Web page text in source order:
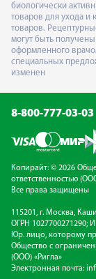
биологически
товаров для ухода и
товаров.
могут быть
оформленного
специальных
изменен
8-800-777-03-03
Копирайт: © 2026
ответственностью
Все права защищены
115201, г. Москва,
ОГРН 1027700271290;
Юр. лицо, которому
Общество с
(ООО) «Ригла»
Электронная почта: